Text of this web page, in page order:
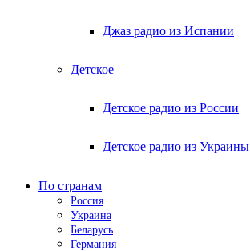
Джаз радио из Испании
Детское
Детское радио из России
Детское радио из Украины
По странам
Россия
Украина
Беларусь
Германия